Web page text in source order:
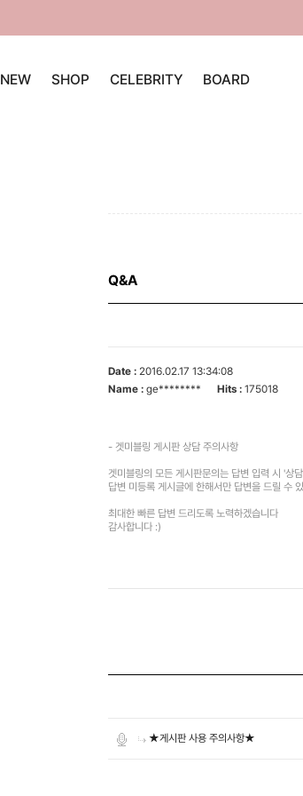
NEW SHOP CELEBRITY BOARD
Q&A
Date : 2016.02.17 13:34:08
Name : ge******** Hits : 175018
- 겟미블링 게시판 상담 주의사항
겟미블링의 모든 게시판문의는 답변 입력 시 '상
답변 미등록 게시글에 한해서만 답변을 드릴 수
최대한 빠른 답변 드리도록 노력하겠습니다
감사합니다 :)
★게시판 사용 주의사항★